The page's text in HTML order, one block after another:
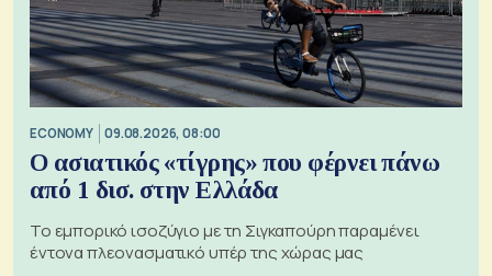
ECONOMY 09.08.2026, 08:00
Ο ασιατικός «τίγρης» που φέρνει πάνω
από 1 δισ. στην Ελλάδα
Το εμπορικό ισοζύγιο με τη Σιγκαπούρη παραμένει
έντονα πλεονασματικό υπέρ της χώρας μας